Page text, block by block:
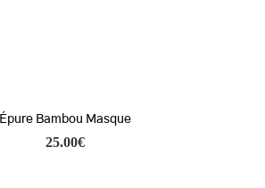
Épure Bambou Masque
25.00€